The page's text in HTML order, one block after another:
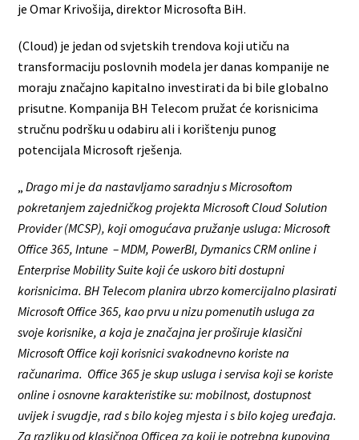
je Omar Krivošija, direktor Microsofta BiH.
(Cloud) je jedan od svjetskih trendova koji utiču na
transformaciju poslovnih modela jer danas kompanije ne
moraju značajno kapitalno investirati da bi bile globalno
prisutne. Kompanija BH Telecom pružat će korisnicima
stručnu podršku u odabiru ali i korištenju punog
potencijala Microsoft rješenja.
„ Drago mi je da nastavljamo saradnju s Microsoftom
pokretanjem zajedničkog projekta Microsoft Cloud Solution
Provider (MCSP), koji omogućava pružanje usluga: Microsoft
Office 365, Intune – MDM, PowerBI, Dymanics CRM online i
Enterprise Mobility Suite koji će uskoro biti dostupni
korisnicima. BH Telecom planira ubrzo komercijalno plasirati
Microsoft Office 365, kao prvu u nizu pomenutih usluga za
svoje korisnike, a koja je značajna jer proširuje klasični
Microsoft Office koji korisnici svakodnevno koriste na
računarima. Office 365 je skup usluga i servisa koji se koriste
online i osnovne karakteristike su: mobilnost, dostupnost
uvijek i svugdje, rad s bilo kojeg mjesta i s bilo kojeg uređaja.
Za razliku od klasičnog Officea za koji je potrebna kupovina